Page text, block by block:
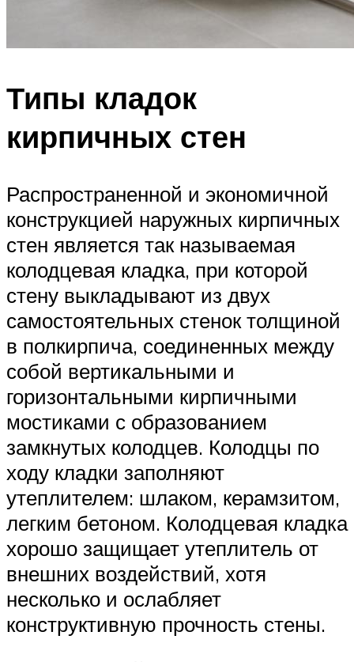
Типы кладок
кирпичных стен
Распространенной и экономичной
конструкцией наружных кирпичных
стен является так называемая
колодцевая кладка, при которой
стену выкладывают из двух
самостоятельных стенок толщиной
в полкирпича, соединенных между
собой вертикальными и
горизонтальными кирпичными
мостиками с образованием
замкнутых колодцев. Колодцы по
ходу кладки заполняют
утеплителем: шлаком, керамзитом,
легким бетоном. Колодцевая кладка
хорошо защищает утеплитель от
внешних воздействий, хотя
несколько и ослабляет
конструктивную прочность стены.